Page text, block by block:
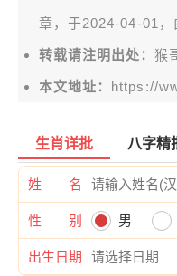
章，于2024-04-01，
转载请注明出处：猴
本文地址： https://
生肖详批 八字精
姓 名
性 别 男
出生日期